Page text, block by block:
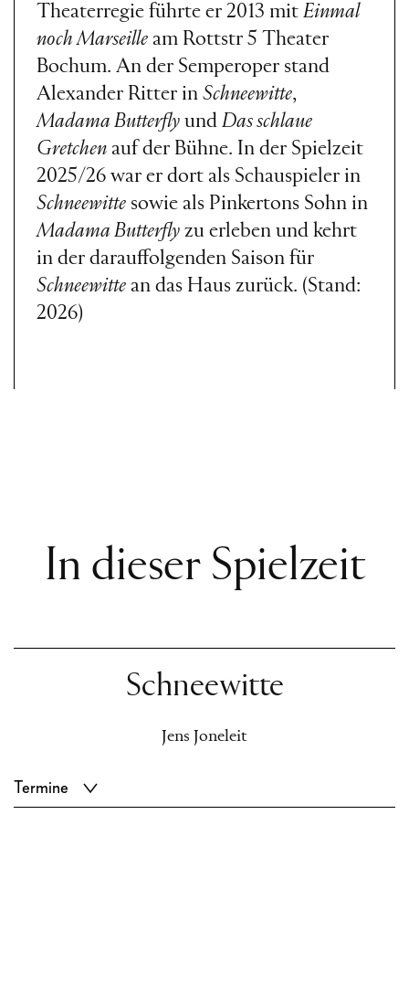
Theaterregie führte er 2013 mit Einmal
noch Marseille am Rottstr 5 Theater
Bochum. An der Semperoper stand
Alexander Ritter in Schneewitte,
Madama Butterfly und Das schlaue
Gretchen auf der Bühne. In der Spielzeit
2025/26 war er dort als Schauspieler in
Schneewitte sowie als Pinkertons Sohn in
Madama Butterfly zu erleben und kehrt
in der darauffolgenden Saison für
Schneewitte an das Haus zurück. (Stand:
2026)
In dieser Spielzeit
Schneewitte
Jens Joneleit
Termine